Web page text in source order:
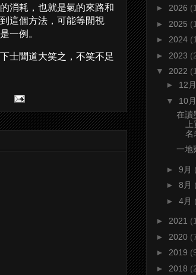
消耗，也就是氣的來路和
這個方法，可能等閒視
一例。
士聞道大笑之，不笑不足
► 2026
► 2025
► 2024
► 2023
▼ 2022
► 12月
▼ 10月
在讀
名
一地
► 9月
► 8月
► 4月
► 2021
► 2020
► 2019
► 2018